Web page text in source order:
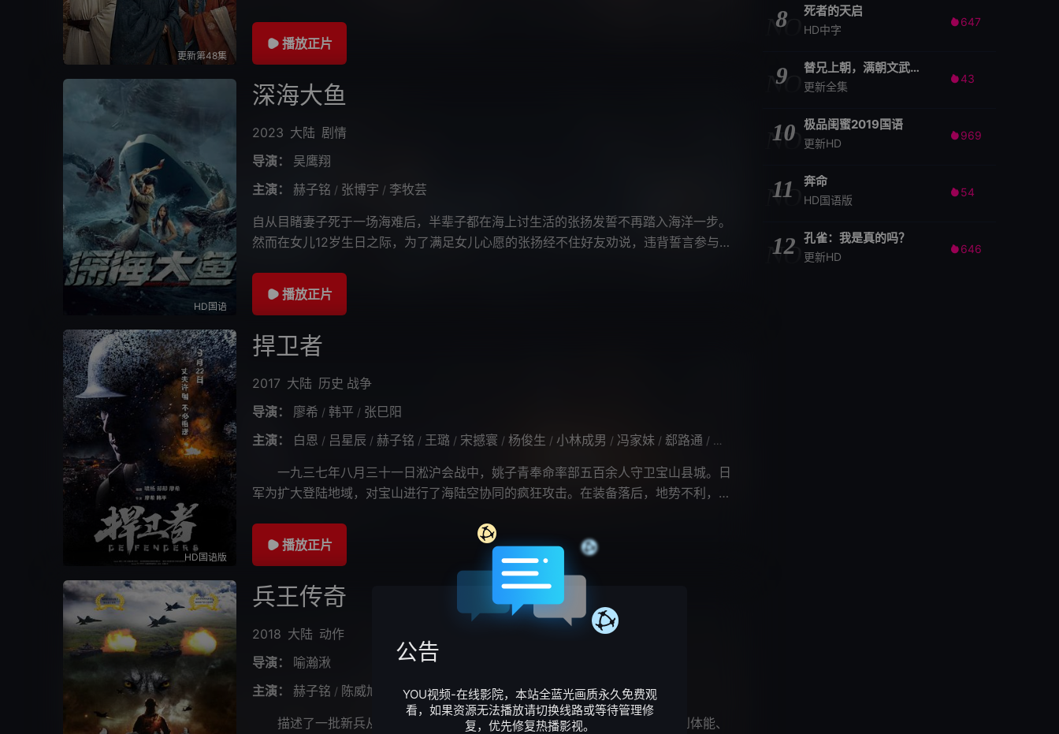
更新第48集
播放正片
HD国语
深海大鱼
2023 大陆 剧情
导演：
吴鹰翔
主演：
赫子铭 / 张博宇 / 李牧芸
自从目睹妻子死于一场海难后，半辈子都在海上讨生活的张扬发誓不再踏入海洋一步。
然而在女儿12岁生日之际，为了满足女儿心愿的张扬经不住好友劝说，违背誓言参与进
播放正片
HD国语版
捍卫者
2017 大陆 历史 战争
导演：
廖希 / 韩平 / 张巳阳
主演：
白恩 / 吕星辰 / 赫子铭 / 王璐 / 宋撼寰 / 杨俊生 / 小林成男 / 冯家妹 / 郄路通 / 陈俊杰
一九三七年八月三十一日淞沪会战中，姚子青奉命率部五百余人守卫宝山县城。日
军为扩大登陆地域，对宝山进行了海陆空协同的疯狂攻击。在装备落后，地势不利，没
播放正片
兵王传奇
2018 大陆 动作
导演：
喻瀚湫
主演：
赫子铭 / 陈威旭 杨紫彤 / 张迪
描述了一批新兵从自由散漫到一代“兵王”的成长经历，这是由思想、精神到体能、
NO
8 死者的天启
HD中字
 647
NO
9 替兄上朝，满朝文武随我吃瓜
更新全集
43
NO
10 极品闺蜜2019国语
更新HD
 969
NO
11 奔命
HD国语版
 54
NO
12 孔雀：我是真的吗？
更新HD
 646
公告
YOU视频-在线影院，本站全蓝光画质永久免费观
看，如果资源无法播放请切换线路或等待管理修
复，优先修复热播影视。